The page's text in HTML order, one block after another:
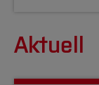
Aktuell